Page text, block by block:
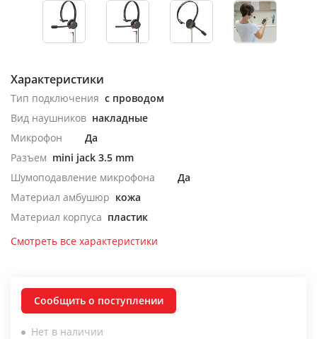
Характеристики
Тип подключения с проводом
Вид наушников накладные
Микрофон
Да
Разъем mini jack 3.5 mm
Шумоподавление микрофона
Да
Материал амбушюр кожа
Материал корпуса пластик
Смотреть все характеристики
Сообщить о поступлении
Нет в наличии